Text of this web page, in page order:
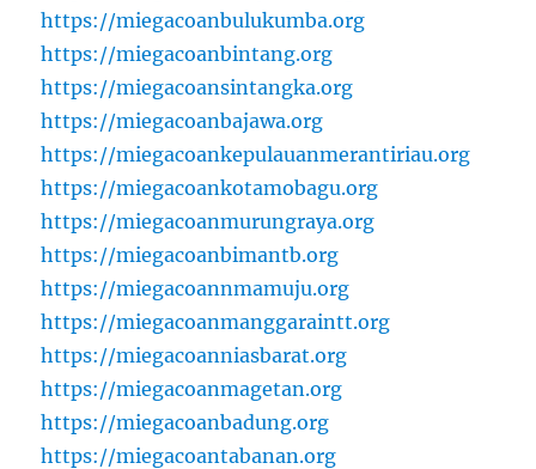
https://miegacoanbulukumba.org
https://miegacoanbintang.org
https://miegacoansintangka.org
https://miegacoanbajawa.org
https://miegacoankepulauanmerantiriau.org
https://miegacoankotamobagu.org
https://miegacoanmurungraya.org
https://miegacoanbimantb.org
https://miegacoannmamuju.org
https://miegacoanmanggaraintt.org
https://miegacoanniasbarat.org
https://miegacoanmagetan.org
https://miegacoanbadung.org
https://miegacoantabanan.org